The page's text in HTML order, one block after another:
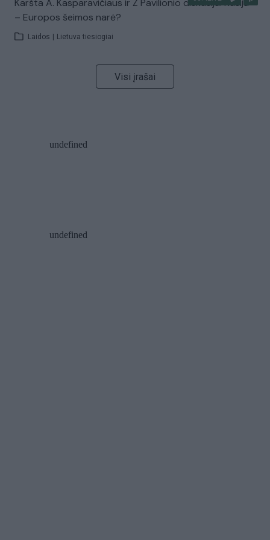
Karšta A. Kasparavičiaus ir Ž Pavilionio diskusija: Rusija
– Europos šeimos narė?
Laidos Lietuva tiesiogiai
Visi įrašai